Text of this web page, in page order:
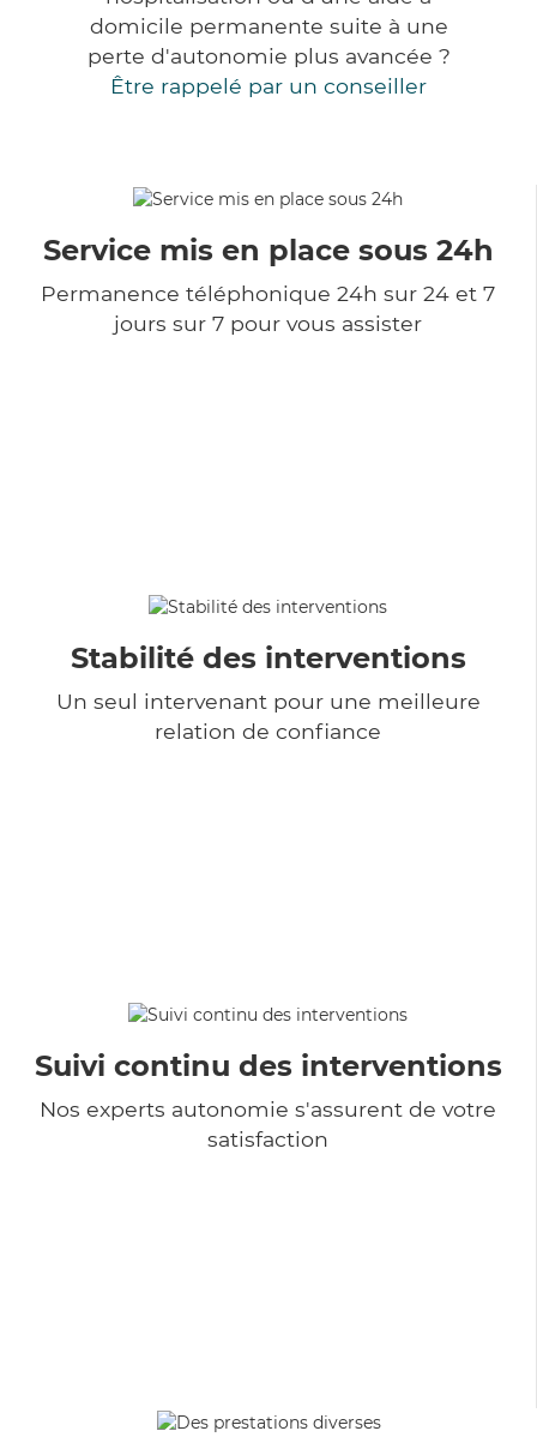
domicile permanente suite à une
perte d'autonomie plus avancée ?
Être rappelé par un conseiller
Service mis en place sous 24h
Permanence téléphonique 24h sur 24 et 7
jours sur 7 pour vous assister
Stabilité des interventions
Un seul intervenant pour une meilleure
relation de confiance
Suivi continu des interventions
Nos experts autonomie s'assurent de votre
satisfaction